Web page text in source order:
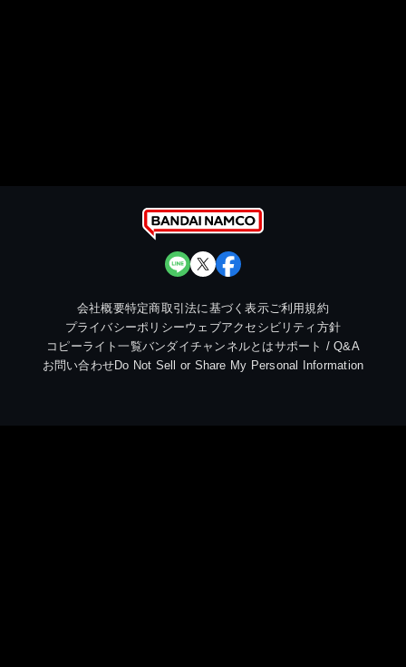
会社概要特定商取引法に基づく表示ご利用規約
プライバシーポリシーウェブアクセシビリティ方針
コピーライト一覧バンダイチャンネルとはサポート / Q&A
お問い合わせDo Not Sell or Share My Personal Information